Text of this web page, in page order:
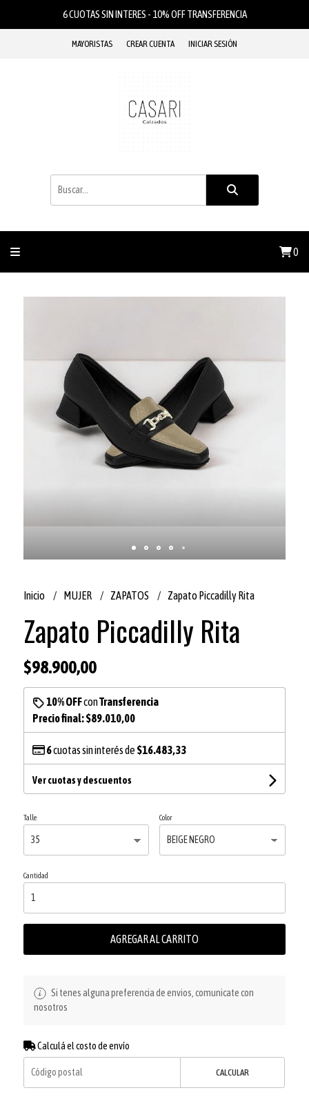
6 CUOTAS SIN INTERES - 10% OFF TRANSFERENCIA
MAYORISTAS CREAR CUENTA INICIAR SESIÓN
0
Inicio MUJER ZAPATOS Zapato Piccadilly Rita
Zapato Piccadilly Rita
$98.900,00
10% OFFconTransferencia
Precio final:$89.010,00
6cuotas sin interés de $16.483,33
Ver cuotas y descuentos
Talle Color
Cantidad
AGREGAR AL CARRITO
Si tenes alguna preferencia de envios, comunicate con
nosotros
Calculá el costo de envío
CALCULAR